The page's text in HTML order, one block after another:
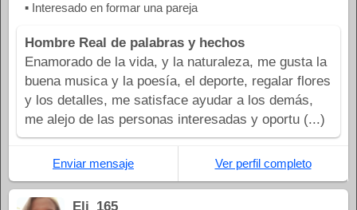
▪ Interesado en formar una pareja
Hombre Real de palabras y hechos
Enamorado de la vida, y la naturaleza, me gusta la
buena musica y la poesía, el deporte, regalar flores
y los detalles, me satisface ayudar a los demás,
me alejo de las personas interesadas y oportu (...)
Enviar mensaje Ver perfil completo
Eli_165